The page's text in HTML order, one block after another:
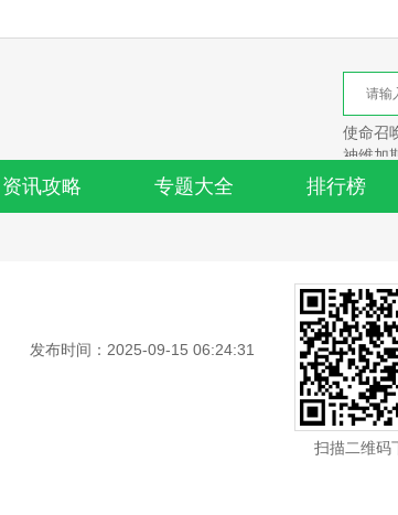
使命召
神维加
资讯攻略 专题大全 排行榜
发布时间：2025-09-15 06:24:31
扫描二维码